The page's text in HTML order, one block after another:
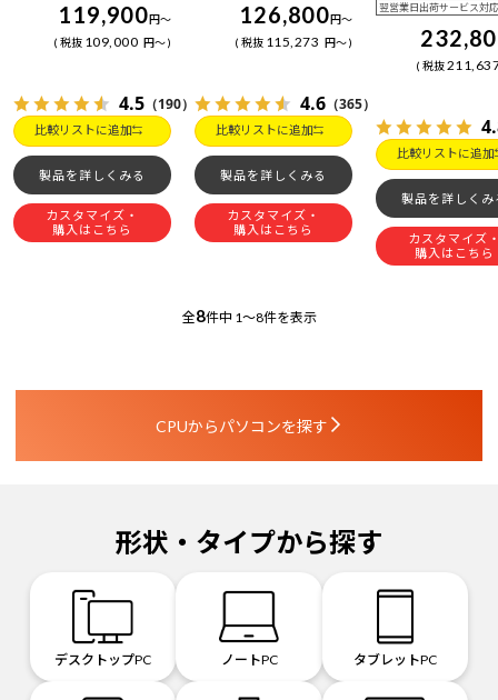
119,900円～
税抜 109,000 円～
4.5 （190）
比較リストに追加
製品を詳しくみる
カスタマイズ・
購入はこちら
126,800円～
税抜 115,273 円～
4.6 （365）
比較リストに追加
製品を詳しくみる
カスタマイズ・
購入はこちら
翌営業日出荷サービス対応
税抜
比較リストに追加
製品を詳しくみ
カスタマイズ
購入はこちら
全8件中 1～8件を表示
CPUからパソコンを探す
形状・タイプから探す
デスクトップPC ノートPC タブレットPC